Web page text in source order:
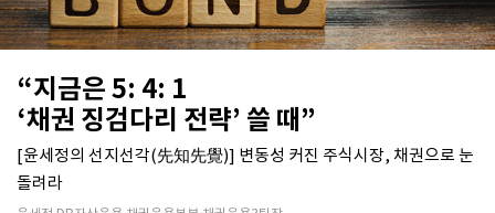
“지금은 5: 4: 1
‘채권 징검다리 전략’ 쓸 때”
[윤세정의 선지선각(先知先覺)] 변동성 커진 주식시장, 채권으로 눈
돌려라